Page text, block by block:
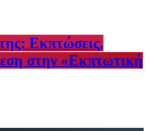
Εκπτώσεις,
στην «Εκπτωτική